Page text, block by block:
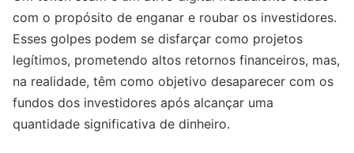
com o propósito de enganar e roubar os investidores.
Esses golpes podem se disfarçar como projetos
legítimos, prometendo altos retornos financeiros, mas,
na realidade, têm como objetivo desaparecer com os
fundos dos investidores após alcançar uma
quantidade significativa de dinheiro.